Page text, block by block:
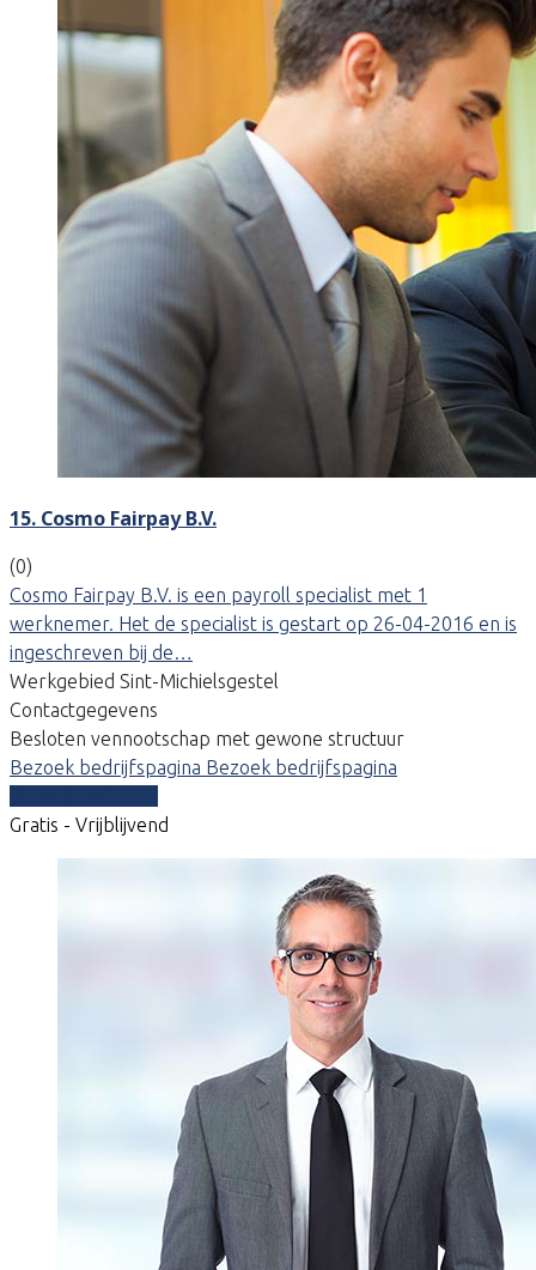
15. Cosmo Fairpay B.V.
(0)
Cosmo Fairpay B.V. is een payroll specialist met 1
werknemer. Het de specialist is gestart op 26-04-2016 en is
ingeschreven bij de…
Werkgebied Sint-Michielsgestel
Contactgegevens
Besloten vennootschap met gewone structuur
Bezoek bedrijfspagina Bezoek bedrijfspagina
Gratis - Vrijblijvend